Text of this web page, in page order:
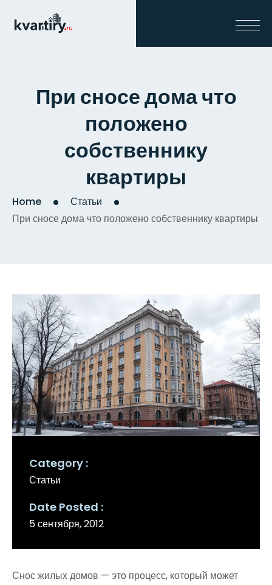
При сносе дома что
положено
собственнику
квартиры
Home
Статьи
При сносе дома что положено собственнику квартиры
Category
Статьи
Date Posted
5 сентября, 2012
Снос жилых домов — это процесс, который может